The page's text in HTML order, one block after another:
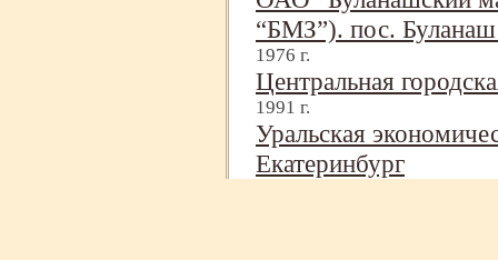
“БМЗ”). пос.
1976 г.
Центральная
1991 г.
Уральская
Екатеринбург